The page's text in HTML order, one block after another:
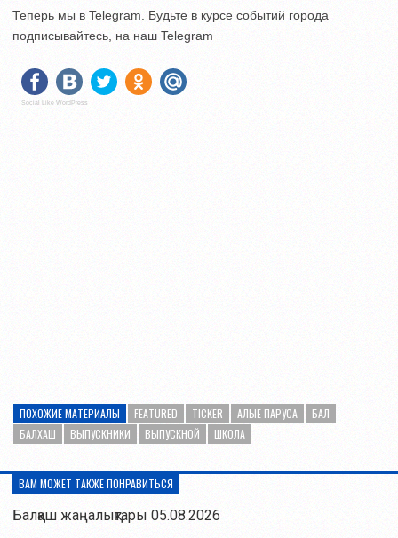
Теперь мы в Telegram. Будьте в курсе событий города
подписывайтесь, на наш Telegram
Social Like WordPress
ПОХОЖИЕ МАТЕРИАЛЫ FEATURED TICKER АЛЫЕ ПАРУСА
БАЛ
БАЛХАШ
ВЫПУСКНИКИ ВЫПУСКНОЙ ШКОЛА
ВАМ МОЖЕТ ТАКЖЕ ПОНРАВИТЬСЯ
Балқаш жаңалықтары 05.08.2026